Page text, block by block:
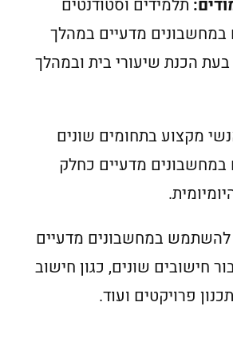
תלמידים וסטודנטים
מדעיים במהלך
הכנת שיעורי בית ובמהלך
מקצוע בתחומים שונים
מדעיים כחלק
להשתמש במחשבונים מדעיים
חישובים שונים, כגון חישוב
פרויקטים ועוד.